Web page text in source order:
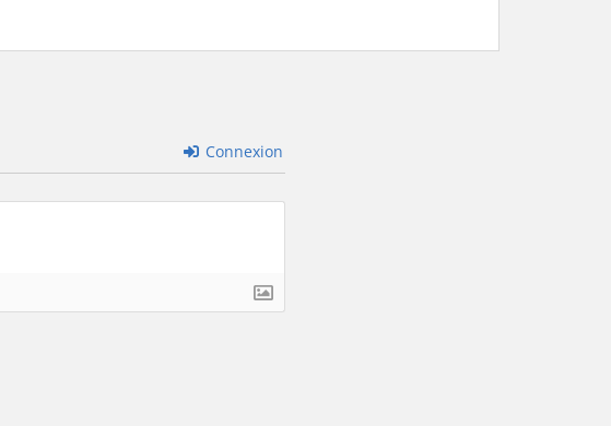
Connexion